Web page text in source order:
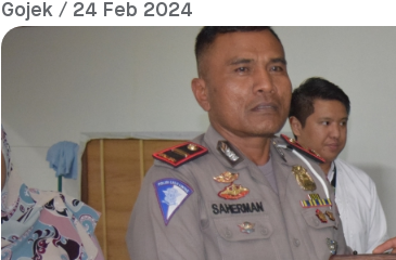
Gojek / 24 Feb 2024